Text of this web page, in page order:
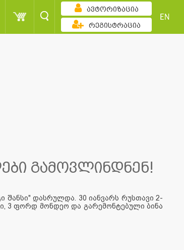
ავტორიზაცია
რეგისტრაცია
EN
გამოვლინდნენ!
შანსი" დასრულდა. 30 იანვარს რუსთავი 2-
3 ფორდ მონდეო და გარემონტებული ბინა